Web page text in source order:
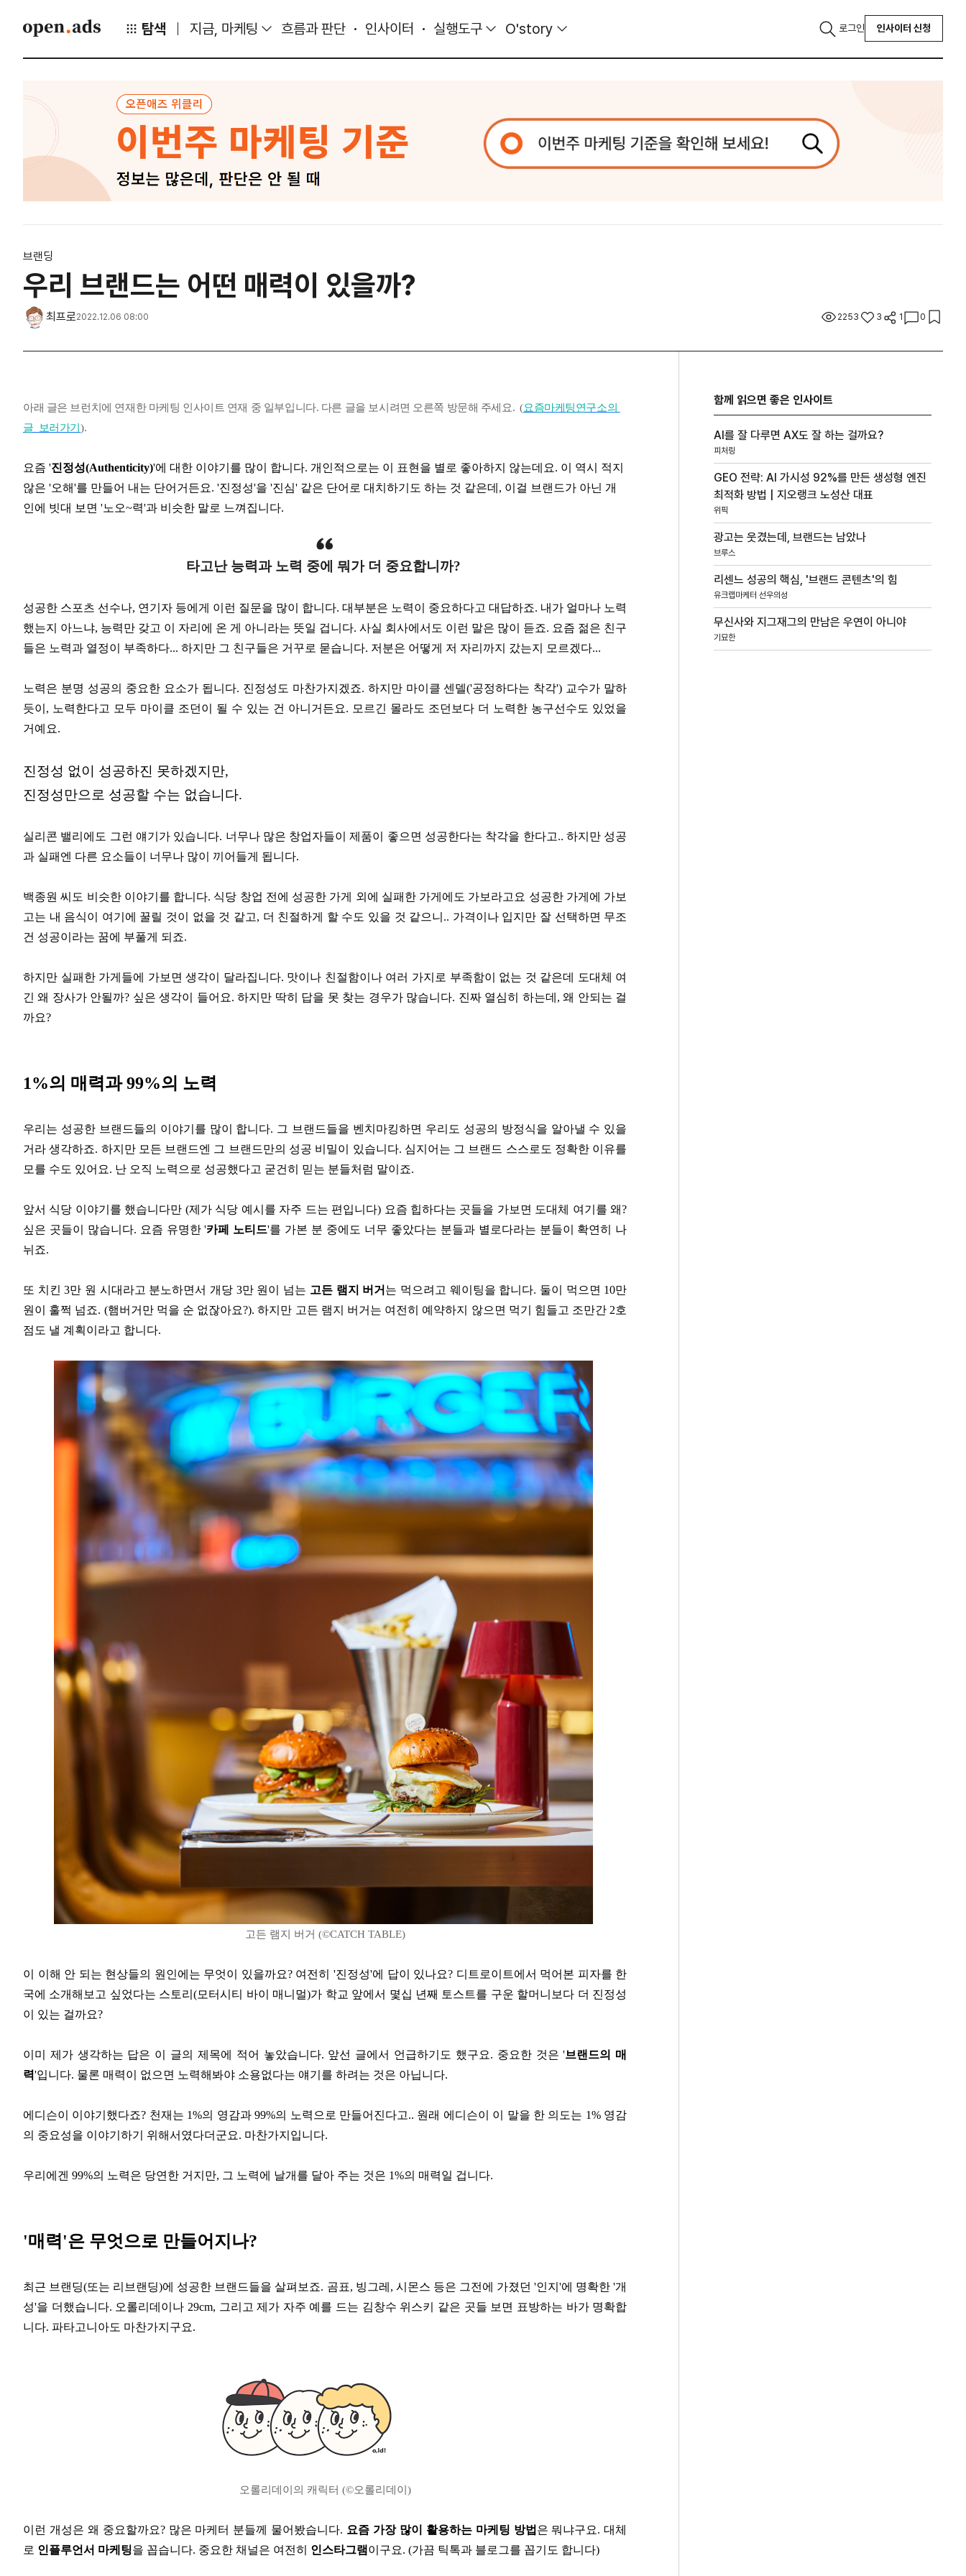
탐색 지금, 마케팅 흐름과 판단 인사이터 실행도구 O'story 로그인 인사이터 신청
브랜딩
우리 브랜드는 어떤 매력이 있을까?
최프로2022.12.06 08:00 2253 3 1 0
아래 글은 브런치에 연재한 마케팅 인사이트 연재 중 일부입니다. 다른 글을 보시려면 오른쪽 방문해 주세요. (요즘마케팅연구소의
글 보러가기).
요즘 '진정성(Authenticity)'에 대한 이야기를 많이 합니다. 개인적으로는 이 표현을 별로 좋아하지 않는데요. 이 역시 적지
않은 '오해'를 만들어 내는 단어거든요. '진정성'을 '진심' 같은 단어로 대치하기도 하는 것 같은데, 이걸 브랜드가 아닌 개
인에 빗대 보면 '노오~력'과 비슷한 말로 느껴집니다.
타고난 능력과 노력 중에 뭐가 더 중요합니까?
성공한 스포츠 선수나, 연기자 등에게 이런 질문을 많이 합니다. 대부분은 노력이 중요하다고 대답하죠. 내가 얼마나 노력
했는지 아느냐, 능력만 갖고 이 자리에 온 게 아니라는 뜻일 겁니다. 사실 회사에서도 이런 말은 많이 듣죠. 요즘 젊은 친구
들은 노력과 열정이 부족하다... 하지만 그 친구들은 거꾸로 묻습니다. 저분은 어떻게 저 자리까지 갔는지 모르겠다...
노력은 분명 성공의 중요한 요소가 됩니다. 진정성도 마찬가지겠죠. 하지만 마이클 센델('공정하다는 착각') 교수가 말하
듯이, 노력한다고 모두 마이클 조던이 될 수 있는 건 아니거든요. 모르긴 몰라도 조던보다 더 노력한 농구선수도 있었을
거예요.
진정성 없이 성공하진 못하겠지만,
진정성만으로 성공할 수는 없습니다.
실리콘 밸리에도 그런 얘기가 있습니다. 너무나 많은 창업자들이 제품이 좋으면 성공한다는 착각을 한다고.. 하지만 성공
과 실패엔 다른 요소들이 너무나 많이 끼어들게 됩니다.
백종원 씨도 비슷한 이야기를 합니다. 식당 창업 전에 성공한 가게 외에 실패한 가게에도 가보라고요 성공한 가게에 가보
고는 내 음식이 여기에 꿀릴 것이 없을 것 같고, 더 친절하게 할 수도 있을 것 같으니.. 가격이나 입지만 잘 선택하면 무조
건 성공이라는 꿈에 부풀게 되죠.
하지만 실패한 가게들에 가보면 생각이 달라집니다. 맛이나 친절함이나 여러 가지로 부족함이 없는 것 같은데 도대체 여
긴 왜 장사가 안될까? 싶은 생각이 들어요. 하지만 딱히 답을 못 찾는 경우가 많습니다. 진짜 열심히 하는데, 왜 안되는 걸
까요?
1%의 매력과 99%의 노력
우리는 성공한 브랜드들의 이야기를 많이 합니다. 그 브랜드들을 벤치마킹하면 우리도 성공의 방정식을 알아낼 수 있을
거라 생각하죠. 하지만 모든 브랜드엔 그 브랜드만의 성공 비밀이 있습니다. 심지어는 그 브랜드 스스로도 정확한 이유를
모를 수도 있어요. 난 오직 노력으로 성공했다고 굳건히 믿는 분들처럼 말이죠.
앞서 식당 이야기를 했습니다만 (제가 식당 예시를 자주 드는 편입니다) 요즘 힙하다는 곳들을 가보면 도대체 여기를 왜?
싶은 곳들이 많습니다. 요즘 유명한 '카페 노티드'를 가본 분 중에도 너무 좋았다는 분들과 별로다라는 분들이 확연히 나
뉘죠.
또 치킨 3만 원 시대라고 분노하면서 개당 3만 원이 넘는 고든 램지 버거 는 먹으려고 웨이팅을 합니다. 둘이 먹으면 10만
원이 훌쩍 넘죠. (햄버거만 먹을 순 없잖아요?). 하지만 고든 램지 버거는 여전히 예약하지 않으면 먹기 힘들고 조만간 2호
점도 낼 계획이라고 합니다.
고든 램지 버거 (©️CATCH TABLE)
이 이해 안 되는 현상들의 원인에는 무엇이 있을까요? 여전히 '진정성'에 답이 있나요? 디트로이트에서 먹어본 피자를 한
국에 소개해보고 싶었다는 스토리(모터시티 바이 매니멀)가 학교 앞에서 몇십 년째 토스트를 구운 할머니보다 더 진정성
이 있는 걸까요?
이미 제가 생각하는 답은 이 글의 제목에 적어 놓았습니다. 앞선 글에서 언급하기도 했구요. 중요한 것은 '브랜드의 매
력'입니다. 물론 매력이 없으면 노력해봐야 소용없다는 얘기를 하려는 것은 아닙니다.
에디슨이 이야기했다죠? 천재는 1%의 영감과 99%의 노력으로 만들어진다고.. 원래 에디슨이 이 말을 한 의도는 1% 영감
의 중요성을 이야기하기 위해서였다더군요. 마찬가지입니다.
우리에겐 99%의 노력은 당연한 거지만, 그 노력에 날개를 달아 주는 것은 1%의 매력일 겁니다.
'매력'은 무엇으로 만들어지나?
최근 브랜딩(또는 리브랜딩)에 성공한 브랜드들을 살펴보죠. 곰표, 빙그레, 시몬스 등은 그전에 가졌던 '인지'에 명확한 '개
성'을 더했습니다. 오롤리데이나 29cm, 그리고 제가 자주 예를 드는 김창수 위스키 같은 곳들 보면 표방하는 바가 명확합
니다. 파타고니아도 마찬가지구요.
오롤리데이의 캐릭터 (©️오롤리데이)
이런 개성은 왜 중요할까요? 많은 마케터 분들께 물어봤습니다. 요즘 가장 많이 활용하는 마케팅 방법 은 뭐냐구요. 대체
로 인플루언서 마케팅을 꼽습니다. 중요한 채널은 여전히 인스타그램이구요. (가끔 틱톡과 블로그를 꼽기도 합니다)
함께 읽으면 좋은 인사이트
AI를 잘 다루면 AX도 잘 하는 걸까요?
피처링
GEO 전략: AI 가시성 92%를 만든 생성형 엔진
최적화 방법 | 지오랭크 노성산 대표
위픽
광고는 웃겼는데, 브랜드는 남았나
브루스
리센느 성공의 핵심, '브랜드 콘텐츠'의 힘
유크랩마케터 선우의성
무신사와 지그재그의 만남은 우연이 아니야
기묘한